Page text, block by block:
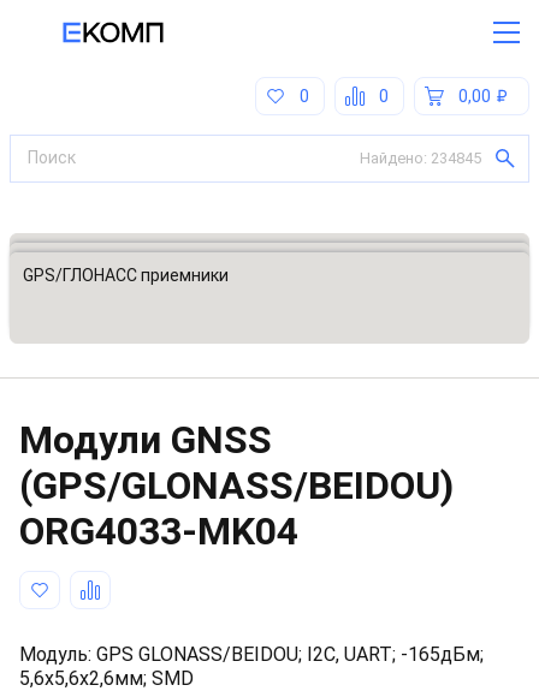
0,00
0
0
Найдено: 234845
Все категории
Модули беспроводной связи и позиционирования
GPS/ГЛОНАСС приемники
Модули GNSS
(GPS/GLONASS/BEIDOU)
ORG4033-MK04
Модуль: GPS GLONASS/BEIDOU; I2C, UART; -165дБм;
5,6x5,6x2,6мм; SMD